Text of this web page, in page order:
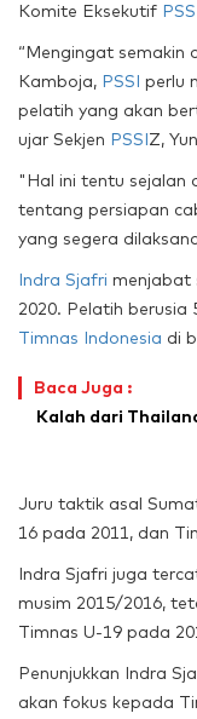
Komite Eksekutif
“Mengingat semakin
Kamboja, PSSI perlu
pelatih yang akan
ujar Sekjen PSSIZ,
"Hal ini tentu sejalan
tentang persiapan
yang segera
Indra Sjafri menjabat
2020. Pelatih berusia
Timnas Indonesia di
Baca Juga :
Kalah dari
Juru taktik asal
16 pada 2011, dan
Indra Sjafri juga
musim 2015/2016,
Timnas U-19 pada
Penunjukkan Indra
akan fokus kepada